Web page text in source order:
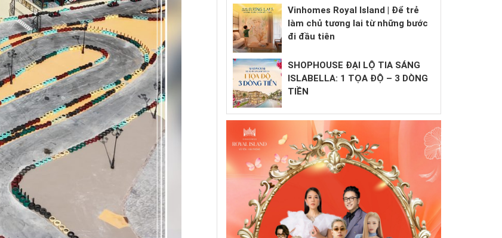
Vinhomes Royal Island | Để trẻ
làm chủ tương lai từ những bước
đi đầu tiên
SHOPHOUSE ĐẠI LỘ TIA SÁNG
ISLABELLA: 1 TỌA ĐỘ – 3 DÒNG
TIỀN